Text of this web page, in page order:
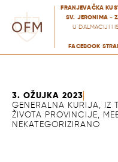
FRANJEVAČKA
SV. JERONIMA -
U DALMACIJI I
FACEBOOK
3. OŽUJKA 2023
GENERALNA KURIJA, IZ
ŽIVOTA PROVINCIJE,
NEKATEGORIZIRANO